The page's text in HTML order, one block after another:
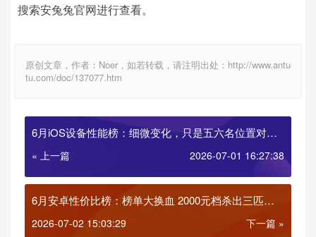
搜索安兔兔官网进行查看。
原创文章，作者：Noer，如若转载，请注明出处：http://www.antu
tu.com/doc/137077.htm
6月iOS设备性能榜：细微变化，只是五六名位置对
调！
« 上一篇 2026-07-01 16:27:38
6月安卓性价比榜：榜单大换血 2000元档杀出三匹黑
马
2026-07-02 15:03:29 下一篇 »